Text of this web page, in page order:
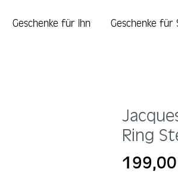
Geschenke für Ihn Geschenke für
Ring
Regulärer